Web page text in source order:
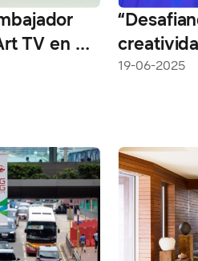
TV en Art
Basel en
19-06-2025